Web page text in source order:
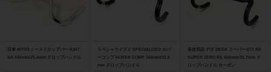
日東 NITTO ノースドロップバー B307
AA 440mm/25.4mm ドロップハンドル
スペシャライズド SPECIALIZED ホバ
ーコンプ HOVER COMP 380mm/31.8
mm ドロップハンドル
未使用品 デダ DEDA スーパーゼロ RS
SUPER ZERO RS 400mm/31.7mm ド
ロップハンドル カーボン